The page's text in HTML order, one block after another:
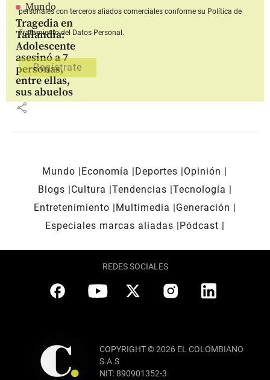
Mundo
Tragedia en
Tailandia:
Adolescente
asesinó a 7
personas,
entre ellas,
sus abuelos
share
personales con terceros aliados comerciales conforme su Política de
Tratamiento del Datos Personal.
Mundo Economía Deportes
Opinión
Blogs
Cultura Tendencias Tecnología
Entretenimiento
Multimedia
Generación
Especiales marcas aliadas
Pódcast
REDES SOCIALES
COPYRIGHT © 2026 EL COLOMBIANO
S.A.S
NIT: 890901352-3